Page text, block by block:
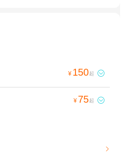
¥ 150起 
¥ 75起 
